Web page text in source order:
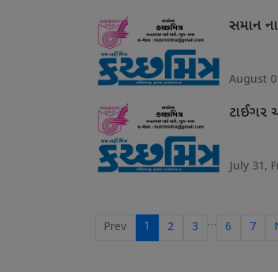
સમાન
August
ટાઈગર
July 31,
Prev 1 2 3 … 6 7